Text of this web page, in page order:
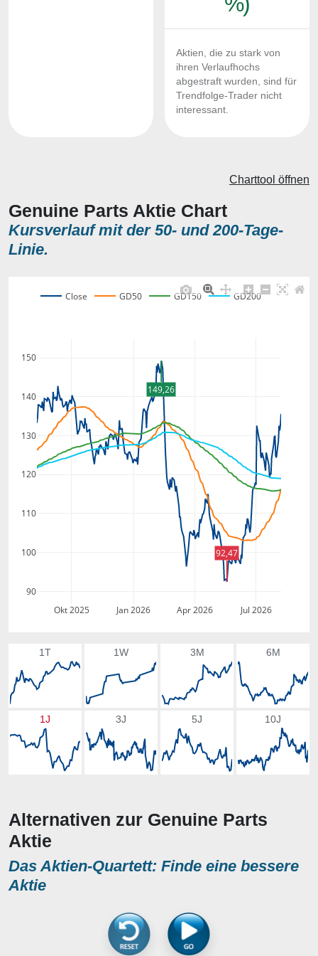
Aktien, die zu stark von
ihren Verlaufhochs
abgestraft wurden, sind für
Trendfolge-Trader nicht
interessant.
Genuine Parts Aktie Chart
Kursverlauf mit der 50- und 200-Tage-
Linie.
Charttool öffnen
Okt 2025 Jan 2026 Apr 2026 Jul 2026
90
100
110
120
130
140
150
Close GD50 GD150 GD200
149,26
92,47
1T 1W 3M 6M
1J 3J 5J 10J
Alternativen zur Genuine Parts
Aktie
Das Aktien-Quartett: Finde eine bessere
Aktie